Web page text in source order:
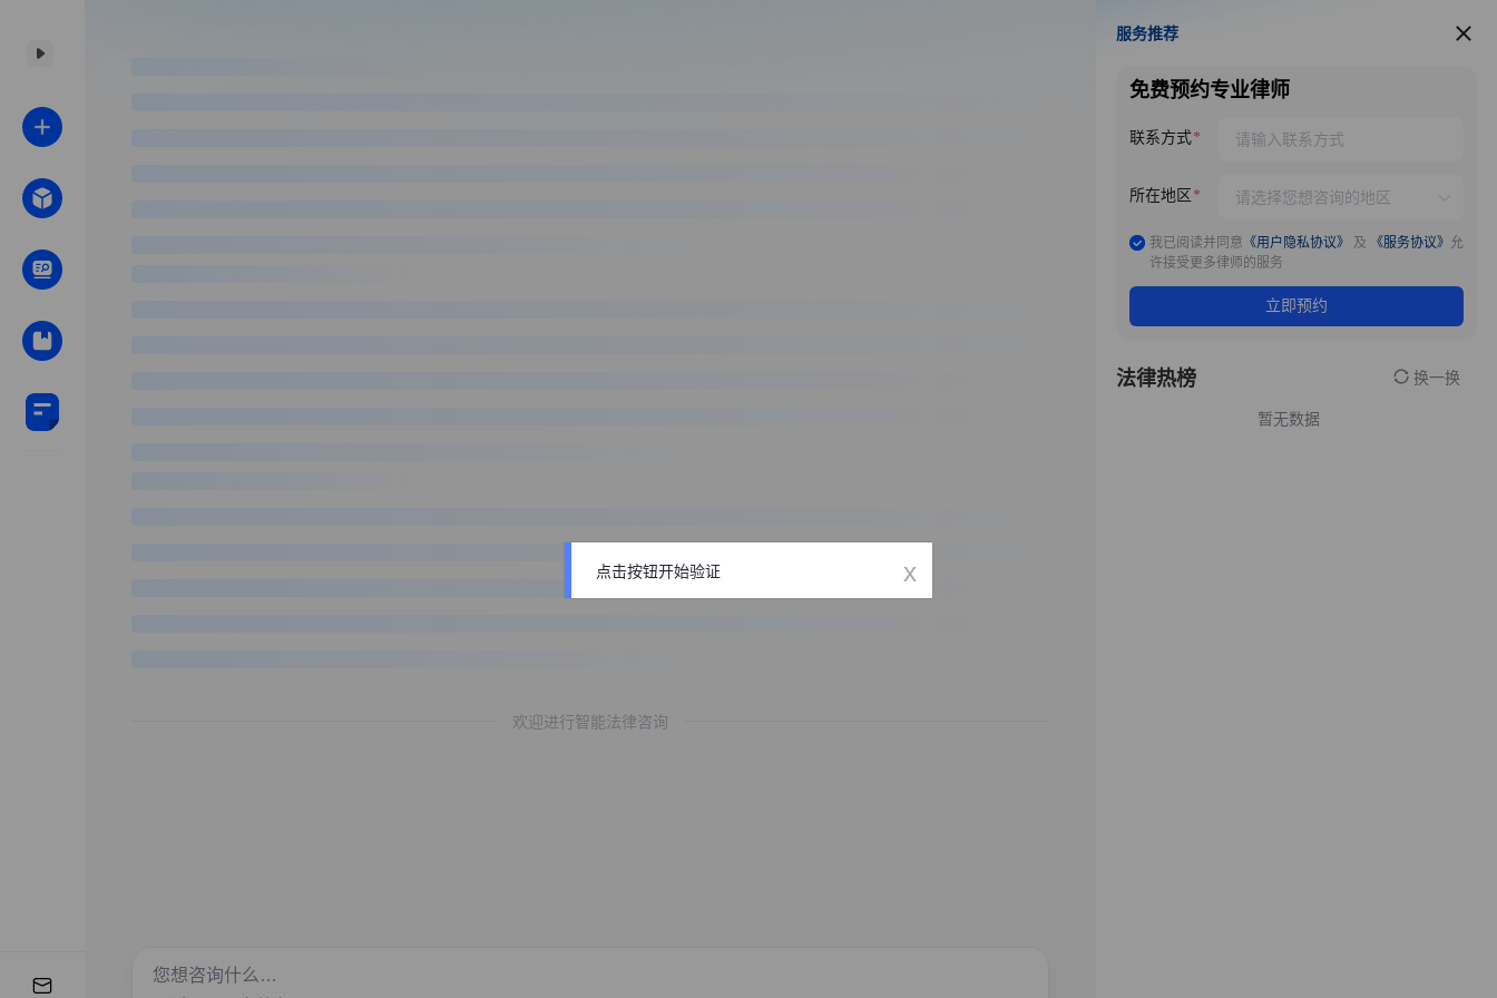
欢迎进行智能法律咨询
服务推荐
服务推荐
免费预约专业律师
联系方式
所在地区
我已阅读并同意 《用户隐私协议》 及 《服务协议》 允
许接受更多律师的服务
立即预约
法律热榜 换一换
暂无数据
点击按钮开始验证 x